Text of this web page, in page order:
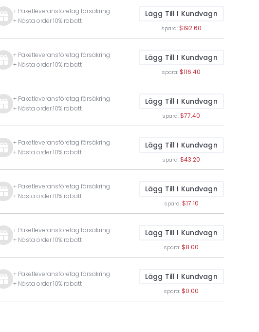
+ Paketleveransföretag försäkring
+ Nästa order 10% rabatt
Lägg Till I Kundvagn
spara:$192.60
+ Paketleveransföretag försäkring
+ Nästa order 10% rabatt
Lägg Till I Kundvagn
spara:$116.40
+ Paketleveransföretag försäkring
+ Nästa order 10% rabatt
Lägg Till I Kundvagn
spara:$77.40
+ Paketleveransföretag försäkring
+ Nästa order 10% rabatt
Lägg Till I Kundvagn
spara:$43.20
+ Paketleveransföretag försäkring
+ Nästa order 10% rabatt
Lägg Till I Kundvagn
spara:$17.10
+ Paketleveransföretag försäkring
+ Nästa order 10% rabatt
Lägg Till I Kundvagn
spara:$8.00
+ Paketleveransföretag försäkring
+ Nästa order 10% rabatt
Lägg Till I Kundvagn
spara:$0.00